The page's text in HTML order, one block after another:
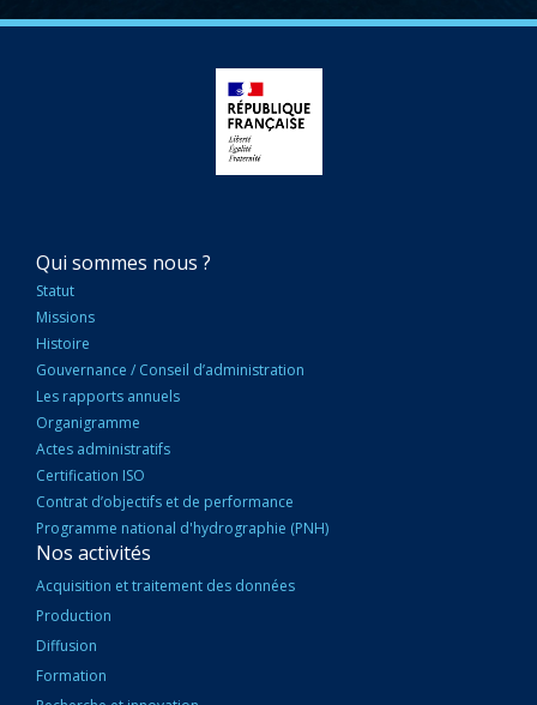
NAVIGATION
PRINCIPALE
Qui sommes nous ?
Statut
Missions
Histoire
Gouvernance / Conseil d’administration
Les rapports annuels
Organigramme
Actes administratifs
Certification ISO
Contrat d’objectifs et de performance
Programme national d'hydrographie (PNH)
Nos activités
Acquisition et traitement des données
Production
Diffusion
Formation